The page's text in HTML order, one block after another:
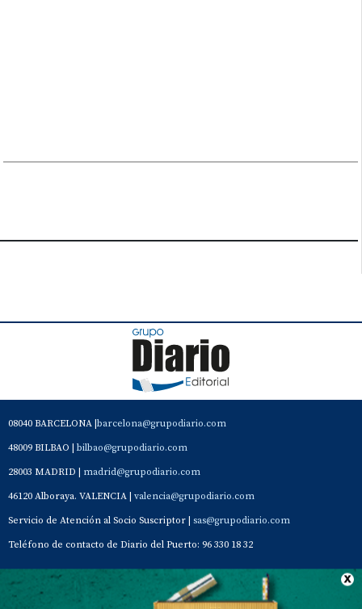
08040 BARCELONA | barcelona@grupodiario.com
48009 BILBAO | bilbao@grupodiario.com
28003 MADRID | madrid@grupodiario.com
46120 Alboraya. VALENCIA | valencia@grupodiario.com
Servicio de Atención al Socio Suscriptor | sas@grupodiario.com
Teléfono de contacto de Diario del Puerto: 96 330 18 32
Contacto Aviso Legal Quiénes somos Política de privacidad